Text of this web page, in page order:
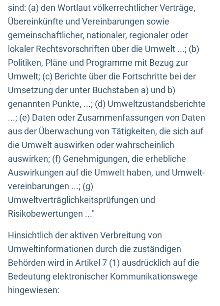
sind: (a) den Wortlaut völkerrechtlicher Verträge,
Übereinkünfte und Vereinbarungen sowie
gemeinschaftlicher, nationaler, regionaler oder
lokaler Rechtsvorschriften über die Umwelt ...; (b)
Politiken, Pläne und Programme mit Bezug zur
Umwelt; (c) Berichte über die Fortschritte bei der
Umsetzung der unter Buchstaben a) und b)
genannten Punkte, ...; (d) Umweltzustandsberichte
...; (e) Daten oder Zusammenfassungen von Daten
aus der Überwachung von Tätigkeiten, die sich auf
die Umwelt auswirken oder wahrscheinlich
auswirken; (f) Genehmigungen, die erhebliche
Auswirkungen auf die Umwelt haben, und Umwelt-
vereinbarungen ...; (g)
Umweltverträglichkeitsprüfungen und
Risikobewertungen ..."
Hinsichtlich der aktiven Verbreitung von
Umweltinformationen durch die zuständigen
Behörden wird in Artikel 7 (1) ausdrücklich auf die
Bedeutung elektronischer Kommunikationswege
hingewiesen: